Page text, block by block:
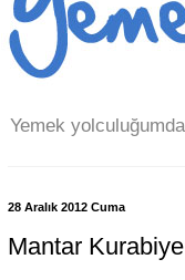
Yemek
28 Aralık 2012 Cuma
Mantar Kurabiye